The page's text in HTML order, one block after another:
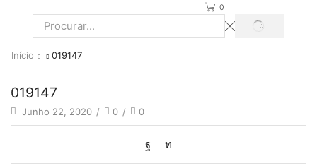
0
Search
PROCURAR
Início 019147
019147
Junho 22, 2020 / 0 / 0